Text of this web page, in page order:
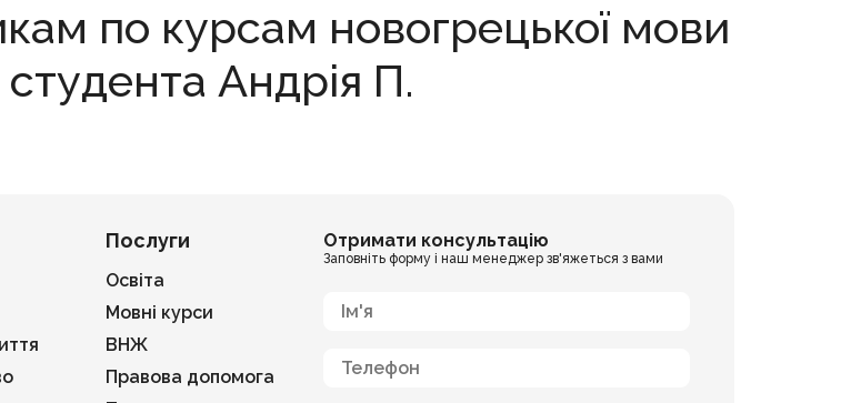
по курсам новогрецької мови
студента Андрія П.
Послуги
Освіта
Мовні курси
ВНЖ
Правова допомога
Отримати консультацію
Заповніть форму і наш менеджер зв'яжеться з вами